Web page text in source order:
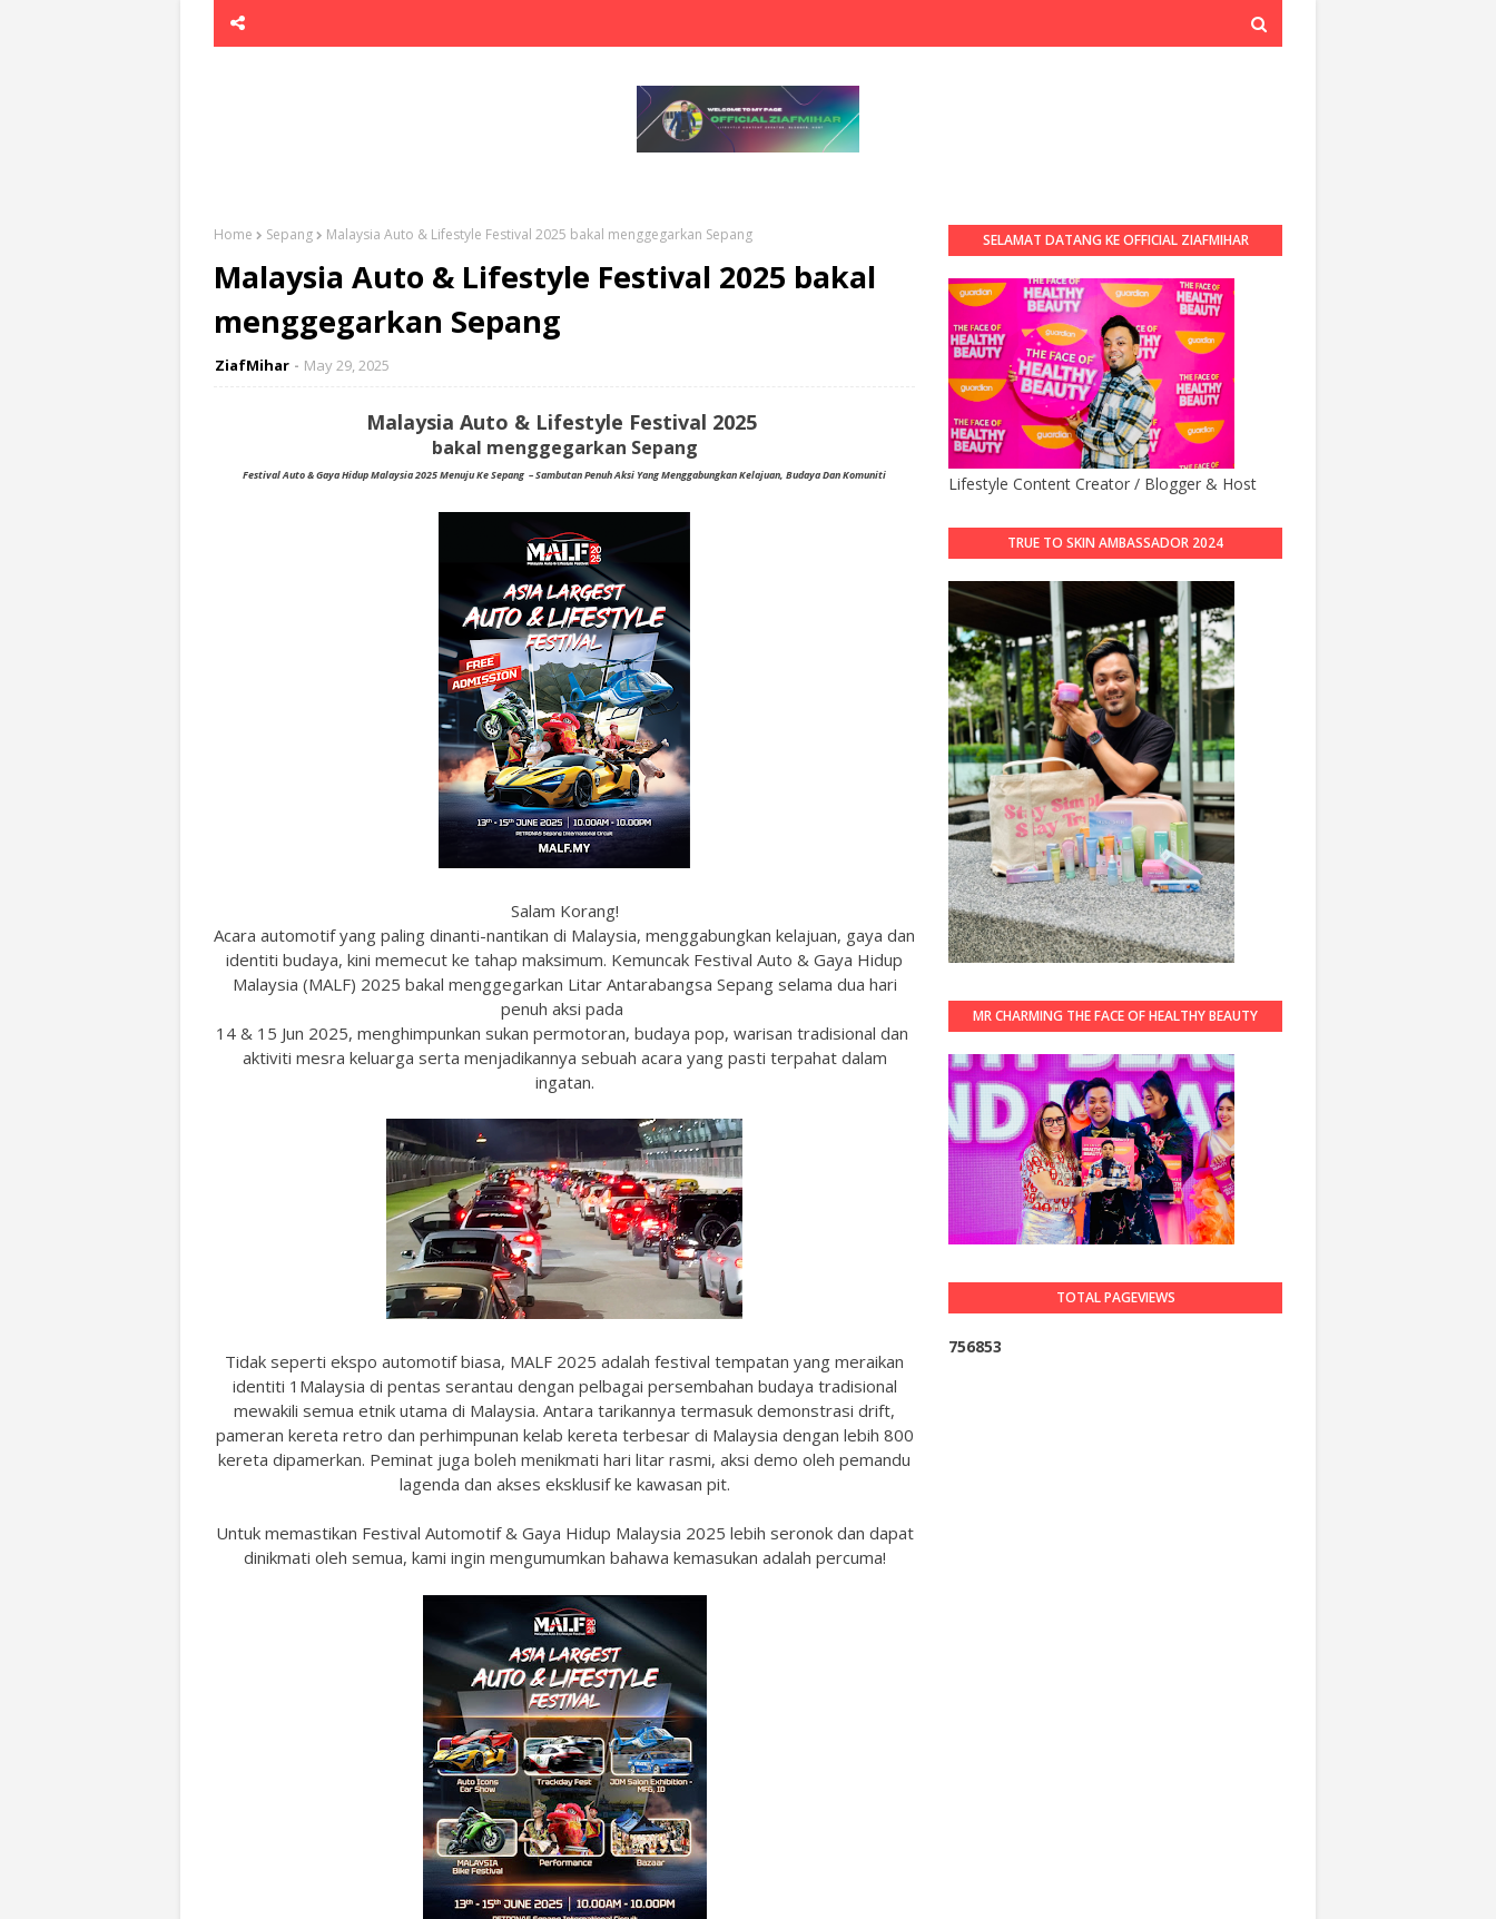
Home Sepang Malaysia Auto & Lifestyle Festival 2025 bakal menggegarkan Sepang
Malaysia Auto & Lifestyle Festival 2025 bakal
menggegarkan Sepang
ZiafMihar May 29, 2025
Malaysia Auto & Lifestyle Festival 2025
bakal menggegarkan Sepang
Festival Auto & Gaya Hidup Malaysia 2025 Menuju Ke Sepang – Sambutan Penuh Aksi Yang Menggabungkan Kelajuan, Budaya Dan Komuniti
Salam Korang!
Acara automotif yang paling dinanti-nantikan di Malaysia, menggabungkan kelajuan, gaya dan
identiti budaya, kini memecut ke tahap maksimum. Kemuncak Festival Auto & Gaya Hidup
Malaysia (MALF) 2025 bakal menggegarkan Litar Antarabangsa Sepang selama dua hari
penuh aksi pada
14 & 15 Jun 2025, menghimpunkan sukan permotoran, budaya pop, warisan tradisional dan
aktiviti mesra keluarga serta menjadikannya sebuah acara yang pasti terpahat dalam
ingatan.
Tidak seperti ekspo automotif biasa, MALF 2025 adalah festival tempatan yang meraikan
identiti 1Malaysia di pentas serantau dengan pelbagai persembahan budaya tradisional
mewakili semua etnik utama di Malaysia. Antara tarikannya termasuk demonstrasi drift,
pameran kereta retro dan perhimpunan kelab kereta terbesar di Malaysia dengan lebih 800
kereta dipamerkan. Peminat juga boleh menikmati hari litar rasmi, aksi demo oleh pemandu
lagenda dan akses eksklusif ke kawasan pit.
Untuk memastikan Festival Automotif & Gaya Hidup Malaysia 2025 lebih seronok dan dapat
dinikmati oleh semua, kami ingin mengumumkan bahawa kemasukan adalah percuma!
SELAMAT DATANG KE OFFICIAL ZIAFMIHAR
Lifestyle Content Creator / Blogger & Host
TRUE TO SKIN AMBASSADOR 2024
MR CHARMING THE FACE OF HEALTHY BEAUTY
TOTAL PAGEVIEWS
756853